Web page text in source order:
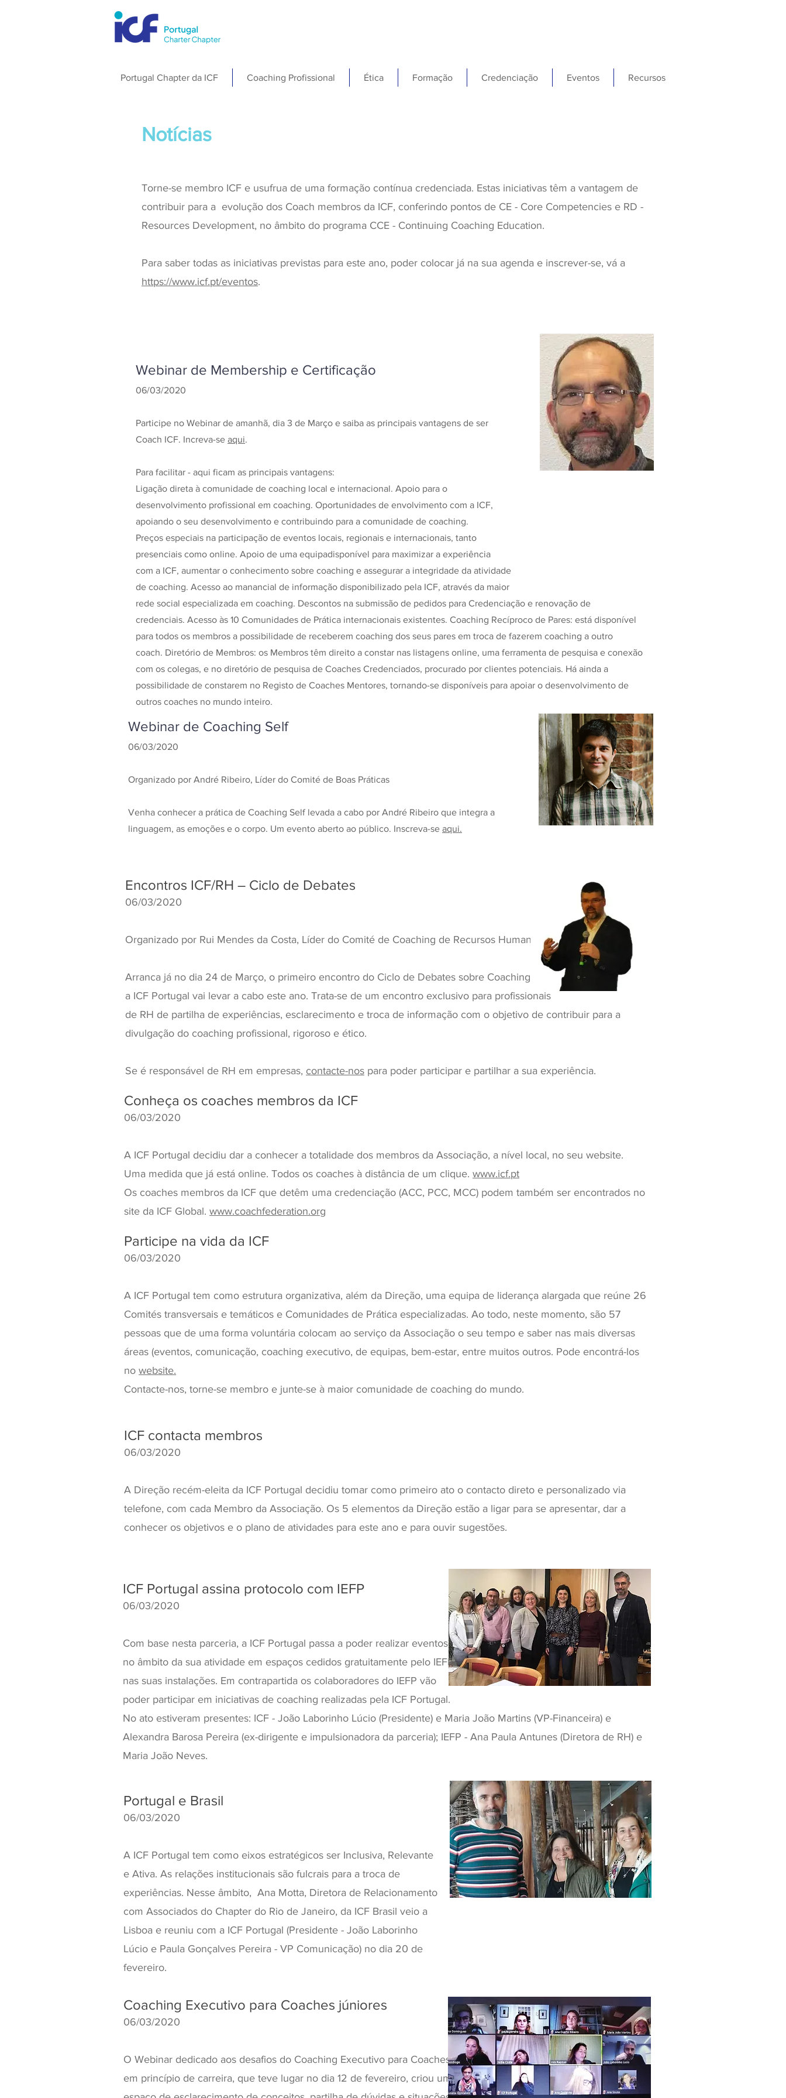
Portugal Chapter da ICF Coaching Profissional Ética Formação Credenciação Eventos Recursos
Notícias
Torne-se membro ICF e usufrua de uma formação contínua credenciada. Estas iniciativas têm a vantagem de
contribuir para a evolução dos Coach membros da ICF, conferindo pontos de CE - Core Competencies e RD -
Resources Development, no âmbito do programa CCE - Continuing Coaching Education.
Para saber todas as iniciativas previstas para este ano, poder colocar já na sua agenda e inscrever-se, vá a
https://www.icf.pt/eventos.
Webinar de Membership e Certificação
06/03/2020
Participe no Webinar de amanhã, dia 3 de Março e saiba as principais vantagens de ser
Coach ICF. Increva-se aqui.
Para facilitar - aqui ficam as principais vantagens:
Ligação direta à comunidade de coaching local e internacional. Apoio para o
desenvolvimento profissional em coaching. Oportunidades de envolvimento com a ICF,
apoiando o seu desenvolvimento e contribuindo para a comunidade de coaching.
Preços especiais na participação de eventos locais, regionais e internacionais, tanto
presenciais como online. Apoio de uma equipadisponível para maximizar a experiência
com a ICF, aumentar o conhecimento sobre coaching e assegurar a integridade da atividade
de coaching. Acesso ao manancial de informação disponibilizado pela ICF, através da maior
rede social especializada em coaching. Descontos na submissão de pedidos para Credenciação e renovação de
credenciais. Acesso às 10 Comunidades de Prática internacionais existentes. Coaching Recíproco de Pares: está disponível
para todos os membros a possibilidade de receberem coaching dos seus pares em troca de fazerem coaching a outro
coach. Diretório de Membros: os Membros têm direito a constar nas listagens online, uma ferramenta de pesquisa e conexão
com os colegas, e no diretório de pesquisa de Coaches Credenciados, procurado por clientes potenciais. Há ainda a
possibilidade de constarem no Registo de Coaches Mentores, tornando-se disponíveis para apoiar o desenvolvimento de
outros coaches no mundo inteiro.
Webinar de Coaching Self
06/03/2020
Organizado por André Ribeiro, Líder do Comité de Boas Práticas
Venha conhecer a prática de Coaching Self levada a cabo por André Ribeiro que integra a
linguagem, as emoções e o corpo. Um evento aberto ao público. Inscreva-se aqui.
Encontros ICF/RH – Ciclo de Debates
06/03/2020
Organizado por Rui Mendes da Costa, Líder do Comité de Coaching de Recursos Humanos
Arranca já no dia 24 de Março, o primeiro encontro do Ciclo de Debates sobre Coaching que
a ICF Portugal vai levar a cabo este ano. Trata-se de um encontro exclusivo para profissionais
de RH de partilha de experiências, esclarecimento e troca de informação com o objetivo de contribuir para a
divulgação do coaching profissional, rigoroso e ético.
Se é responsável de RH em empresas, contacte-nos para poder participar e partilhar a sua experiência.
Conheça os coaches membros da ICF
06/03/2020
A ICF Portugal decidiu dar a conhecer a totalidade dos membros da Associação, a nível local, no seu website.
Uma medida que já está online. Todos os coaches à distância de um clique. www.icf.pt
Os coaches membros da ICF que detêm uma credenciação (ACC, PCC, MCC) podem também ser encontrados no
site da ICF Global. www.coachfederation.org
Participe na vida da ICF
06/03/2020
A ICF Portugal tem como estrutura organizativa, além da Direção, uma equipa de liderança alargada que reúne 26
Comités transversais e temáticos e Comunidades de Prática especializadas. Ao todo, neste momento, são 57
pessoas que de uma forma voluntária colocam ao serviço da Associação o seu tempo e saber nas mais diversas
áreas (eventos, comunicação, coaching executivo, de equipas, bem-estar, entre muitos outros. Pode encontrá-los
no website.
Contacte-nos, torne-se membro e junte-se à maior comunidade de coaching do mundo.
ICF contacta membros
06/03/2020
A Direção recém-eleita da ICF Portugal decidiu tomar como primeiro ato o contacto direto e personalizado via
telefone, com cada Membro da Associação. Os 5 elementos da Direção estão a ligar para se apresentar, dar a
conhecer os objetivos e o plano de atividades para este ano e para ouvir sugestões.
ICF Portugal assina protocolo com IEFP
06/03/2020
Com base nesta parceria, a ICF Portugal passa a poder realizar eventos
no âmbito da sua atividade em espaços cedidos gratuitamente pelo IEFP
nas suas instalações. Em contrapartida os colaboradores do IEFP vão
poder participar em iniciativas de coaching realizadas pela ICF Portugal.
No ato estiveram presentes: ICF - João Laborinho Lúcio (Presidente) e Maria João Martins (VP-Financeira) e
Alexandra Barosa Pereira (ex-dirigente e impulsionadora da parceria); IEFP - Ana Paula Antunes (Diretora de RH) e
Maria João Neves.
Portugal e Brasil
06/03/2020
A ICF Portugal tem como eixos estratégicos ser Inclusiva, Relevante
e Ativa. As relações institucionais são fulcrais para a troca de
experiências. Nesse âmbito, Ana Motta, Diretora de Relacionamento
com Associados do Chapter do Rio de Janeiro, da ICF Brasil veio a
Lisboa e reuniu com a ICF Portugal (Presidente - João Laborinho
Lúcio e Paula Gonçalves Pereira - VP Comunicação) no dia 20 de
fevereiro.
Coaching Executivo para Coaches júniores
06/03/2020
O Webinar dedicado aos desafios do Coaching Executivo para Coaches
em princípio de carreira, que teve lugar no dia 12 de fevereiro, criou um